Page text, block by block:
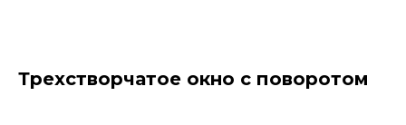
Трехстворчатое окно с поворотом